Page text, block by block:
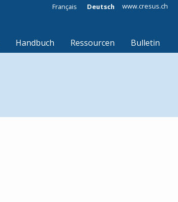
Français Deutsch www.cresus.ch
Handbuch Ressourcen Bulletin